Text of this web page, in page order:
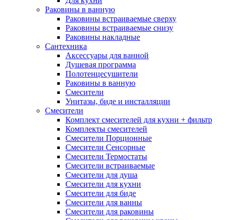
Раковины в ванную
Раковины встраиваемые сверху
Раковины встраиваемые снизу
Раковины накладные
Сантехника
Аксессуары для ванной
Душевая программа
Полотенцесушители
Раковины в ванную
Смесители
Унитазы, биде и инсталляции
Смесители
Комплект смесителей для кухни + фильтр
Комплекты смесителей
Смесители Порционные
Смесители Сенсорные
Смесители Термостаты
Смесители встраиваемые
Смесители для душа
Смесители для кухни
Смесители для биде
Смесители для ванны
Смесители для раковины